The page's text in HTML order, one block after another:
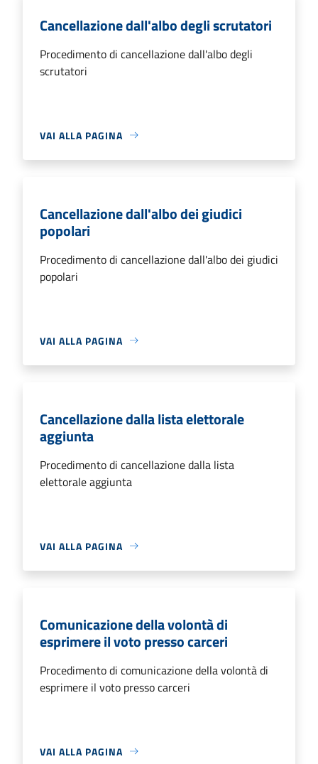
Cancellazione dall'albo degli scrutatori
Procedimento di cancellazione dall'albo degli
scrutatori
VAI ALLA PAGINA
Cancellazione dall'albo dei giudici
popolari
Procedimento di cancellazione dall'albo dei giudici
popolari
VAI ALLA PAGINA
Cancellazione dalla lista elettorale
aggiunta
Procedimento di cancellazione dalla lista
elettorale aggiunta
VAI ALLA PAGINA
Comunicazione della volontà di
esprimere il voto presso carceri
Procedimento di comunicazione della volontà di
esprimere il voto presso carceri
VAI ALLA PAGINA